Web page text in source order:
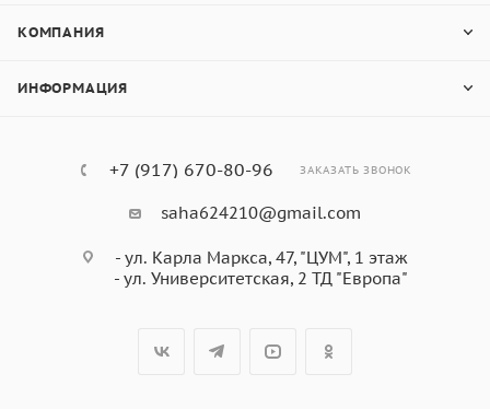
КОМПАНИЯ
ИНФОРМАЦИЯ
+7 (917) 670-80-96 ЗАКАЗАТЬ ЗВОНОК
saha624210@gmail.com
- ул. Карла Маркса, 47, "ЦУМ", 1 этаж
- ул. Университетская, 2 ТД "Европа"